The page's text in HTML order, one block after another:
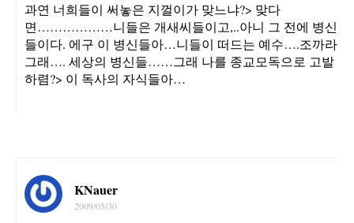
과연 너희들이 써놓은 지껄이가 맞느냐?> 맞다
면………………니들은 개새씨들이고,..아니 그 전에 병신
들이다. 에구 이 병신들아…니들이 떠드는 예수….조까라
그래…. 세상의 병신들……그래 나를 종교모독으로 고발
하렴?> 이 독사의 자식들아…
KNauer
2009/05/30